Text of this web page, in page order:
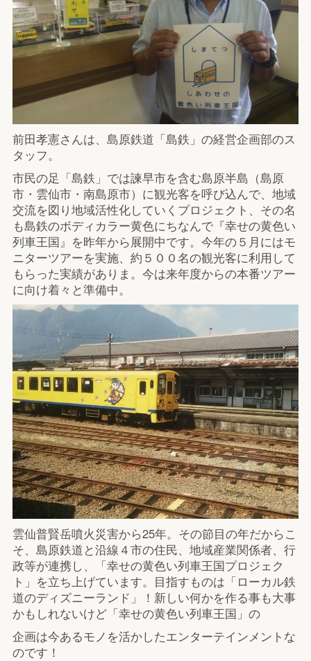
前田孝憲さんは、島原鉄道「島鉄」の経営企画部のス
タッフ。
市民の足「島鉄」では諫早市を含む島原半島（島原
市・雲仙市・南島原市）に観光客を呼び込んで、地域
交流を図り地域活性化していくプロジェクト、その名
も島鉄のボディカラー黄色にちなんで『幸せの黄色い
列車王国』を昨年から展開中です。今年の５月にはモ
ニターツアーを実施、約５００名の観光客に利用して
もらった実績がありま。今は来年度からの本番ツアー
に向け着々と準備中。
雲仙普賢岳噴火災害から25年。その節目の年だからこ
そ、島原鉄道と沿線４市の住民、地域産業関係者、行
政等が連携し、「幸せの黄色い列車王国プロジェク
ト」を立ち上げています。目指すものは「ローカル鉄
道のディズニーランド」！新しい何かを作る事も大事
かもしれないけど「幸せの黄色い列車王国」の
企画は今あるモノを活かしたエンターテインメントな
のです！